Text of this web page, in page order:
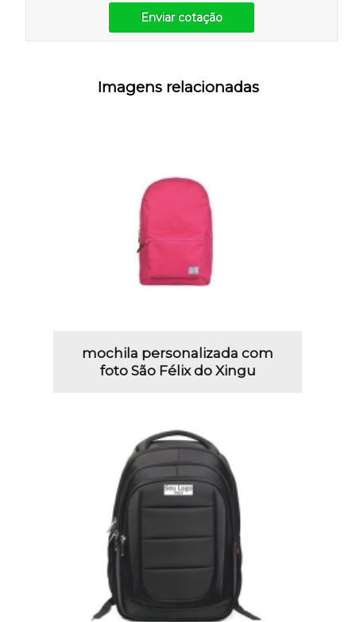
Enviar cotação
Imagens relacionadas
mochila personalizada com
foto São Félix do Xingu